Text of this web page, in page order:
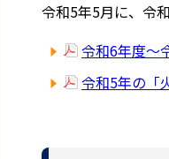
令和5年5月に、令
令和6年度～
令和5年の「